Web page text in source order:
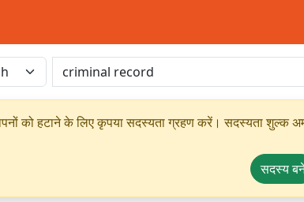
को हटाने के लिए कृपया सदस्यता ग्रहण करें। सदस्यता शुल्क
सदस्य